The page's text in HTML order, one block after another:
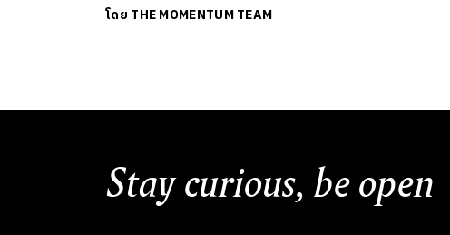
โดย THE MOMENTUM TEAM
Stay curious, be open